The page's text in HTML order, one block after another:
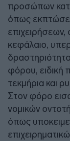
προσώπων
όπως
κεφάλαιο,
φόρου,
τεκμήρια και
Στον φόρο
νομικών
όπως